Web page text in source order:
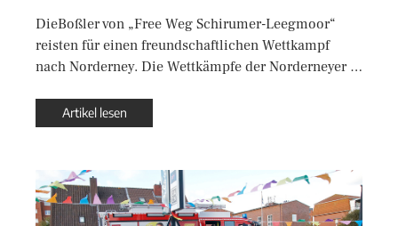
DieBoßler von „Free Weg Schirumer-Leegmoor“
reisten für einen freundschaftlichen Wettkampf
nach Norderney. Die Wettkämpfe der Norderneyer …
Artikel lesen